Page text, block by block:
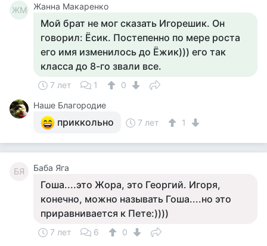
ЖМ Жанна Макаренко
Мой брат не мог сказать Игорешик. Он
говорил: Ёсик. Постепенно по мере роста
его имя изменилось до Ёжик))) его так
класса до 8-го звали все.
7 лет 1
0
Наше Благородие
приккольно 7 лет 1
БЯ Баба Яга
Гоша....это Жора, это Георгий. Игоря,
конечно, можно называть Гоша....но это
приравнивается к Пете:))))
7 лет 6
0